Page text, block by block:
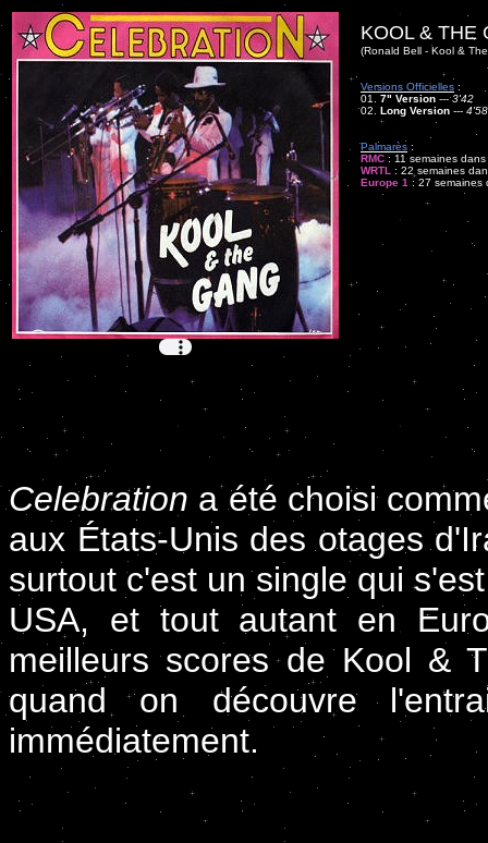
KOOL & THE
(Ronald Bell - Kool &
Versions Officielles :
01. 7" Version ---3'42
02. Long Version --- 4'58
Palmarès :
RMC : 11 semaines
WRTL : 22 semaines
Europe 1 : 27 semaines
Celebration a été choisi
aux États-Unis des otages
surtout c'est un single qui
USA, et tout autant en
meilleurs scores de Kool &
quand on découvre
immédiatement.